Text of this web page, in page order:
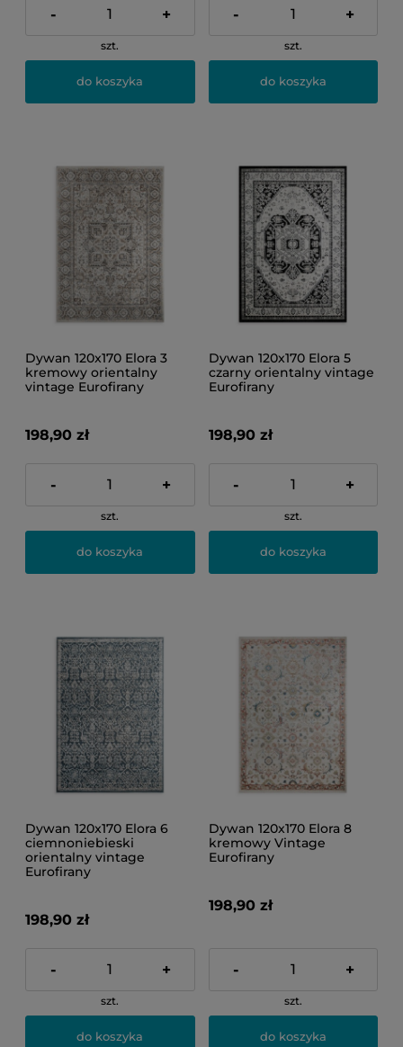
- +
szt.
do koszyka
- +
szt.
do koszyka
Dywan 120x170 Elora 3
kremowy orientalny
vintage Eurofirany
198,90 zł
- +
szt.
do koszyka
Dywan 120x170 Elora 5
czarny orientalny vintage
Eurofirany
198,90 zł
- +
szt.
do koszyka
Dywan 120x170 Elora 6
ciemnoniebieski
orientalny vintage
Eurofirany
198,90 zł
- +
szt.
do koszyka
Dywan 120x170 Elora 8
kremowy Vintage
Eurofirany
198,90 zł
- +
szt.
do koszyka